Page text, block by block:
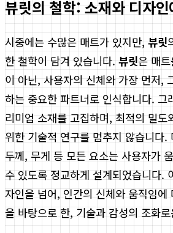
뷰릿의 철학: 소재와 디자
시중에는 수많은 매트가 있지만, 뷰릿
한 철학이 담겨 있습니다. 뷰릿은 매
이 아닌, 사용자의 신체와 가장 먼저,
하는 중요한 파트너로 인식합니다. 그
리미엄 소재를 고집하며, 최적의 밀도
위한 기술적 연구를 멈추지 않습니다.
두께, 무게 등 모든 요소는 사용자가
수 있도록 정교하게 설계되었습니다.
자인을 넘어, 인간의 신체와 움직임에
을 바탕으로 한, 기술과 감성의 조화